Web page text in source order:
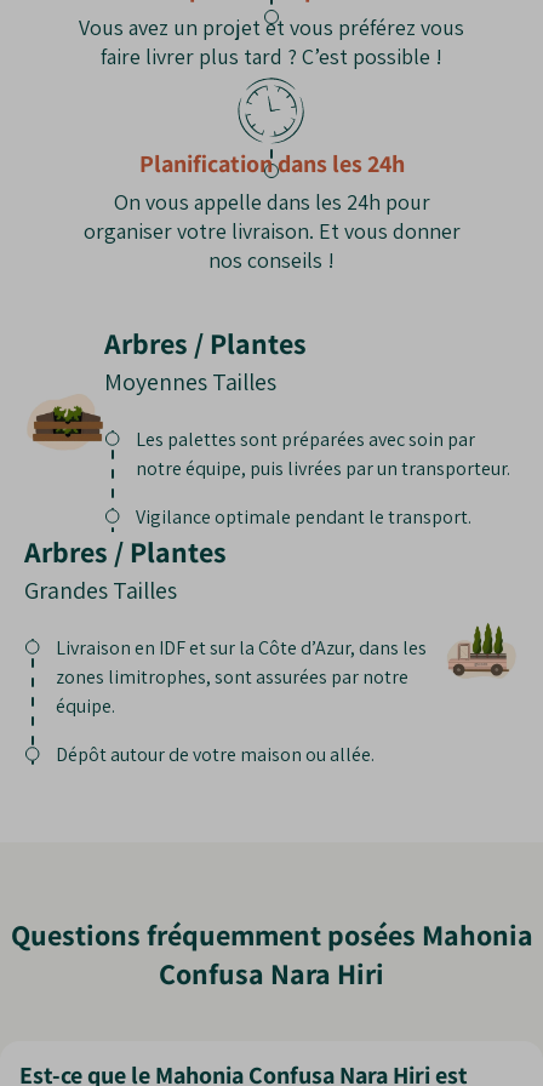
: Les feuilles peuvent
cas d'exposition trop forte
Croissance: Son développement est
lent durant les premières années
Vous avez un projet et vous préférez vous
faire livrer plus tard ? C’est possible !
Planification dans les 24h
On vous appelle dans les 24h pour
organiser votre livraison. Et vous donner
nos conseils !
Arbres / Plantes
Moyennes Tailles
Les palettes sont préparées avec soin par
notre équipe, puis livrées par un transporteur.
Vigilance optimale pendant le transport.
Arbres / Plantes
Grandes Tailles
Livraison en IDF et sur la Côte d’Azur, dans les
zones limitrophes, sont assurées par notre
équipe.
Dépôt autour de votre maison ou allée.
Questions fréquemment posées Mahonia
Confusa Nara Hiri
Est-ce que le Mahonia Confusa Nara Hiri est